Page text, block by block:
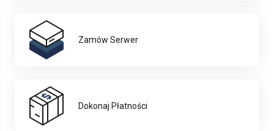
Zamów Serwer
Dokonaj Płatności